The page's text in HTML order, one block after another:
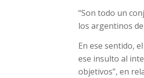
“Son todo un
los argentinos
En ese sentido,
ese insulto al
objetivos”, en